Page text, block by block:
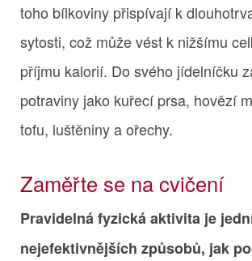
toho bílkoviny přispívají k
sytosti, což může vést k nižšímu
příjmu kalorií. Do svého jídelníčku
potraviny jako kuřecí prsa, hovězí
tofu, luštěniny a ořechy.
Zaměřte se na cvičení
Pravidelná fyzická aktivita je
nejefektivnějších způsobů, jak